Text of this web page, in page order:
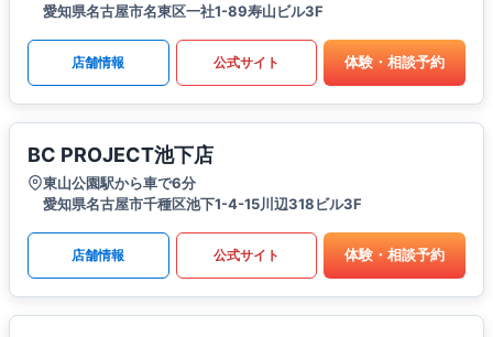
愛知県名古屋市名東区一社1-89寿山ビル3F
店舗情報 公式サイト 体験・相談予約
BC PROJECT池下店
東山公園駅から車で6分
愛知県名古屋市千種区池下1-4-15川辺318ビル3F
店舗情報 公式サイト 体験・相談予約